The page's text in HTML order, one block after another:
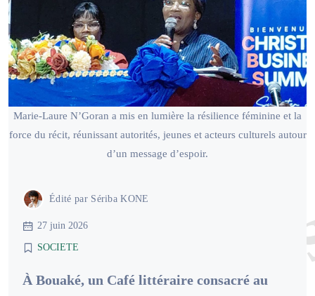
Marie-Laure N’Goran a mis en lumière la résilience féminine et la
force du récit, réunissant autorités, jeunes et acteurs culturels autour
d’un message d’espoir.
Édité par Sériba KONE
27 juin 2026
SOCIETE
À Bouaké, un Café littéraire consacré au